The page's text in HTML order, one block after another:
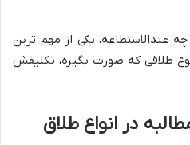
عندالاستطاعه، یکی از مهم ترین
طلاقی که صورت بگیره، تکلیفش
در انواع طلاق